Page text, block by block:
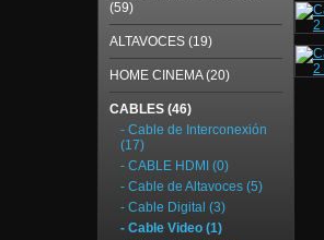
(59)
ALTAVOCES (19)
HOME CINEMA (20)
CABLES (46)
- Cable de Interconexión
(17)
- CABLE HDMI (0)
- Cable de Altavoces (5)
- Cable Digital (3)
- Cable Video (1)